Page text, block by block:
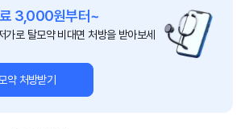
3,000원부터~
가로 탈모약 비대면 처방을 받아보세
약 처방받기